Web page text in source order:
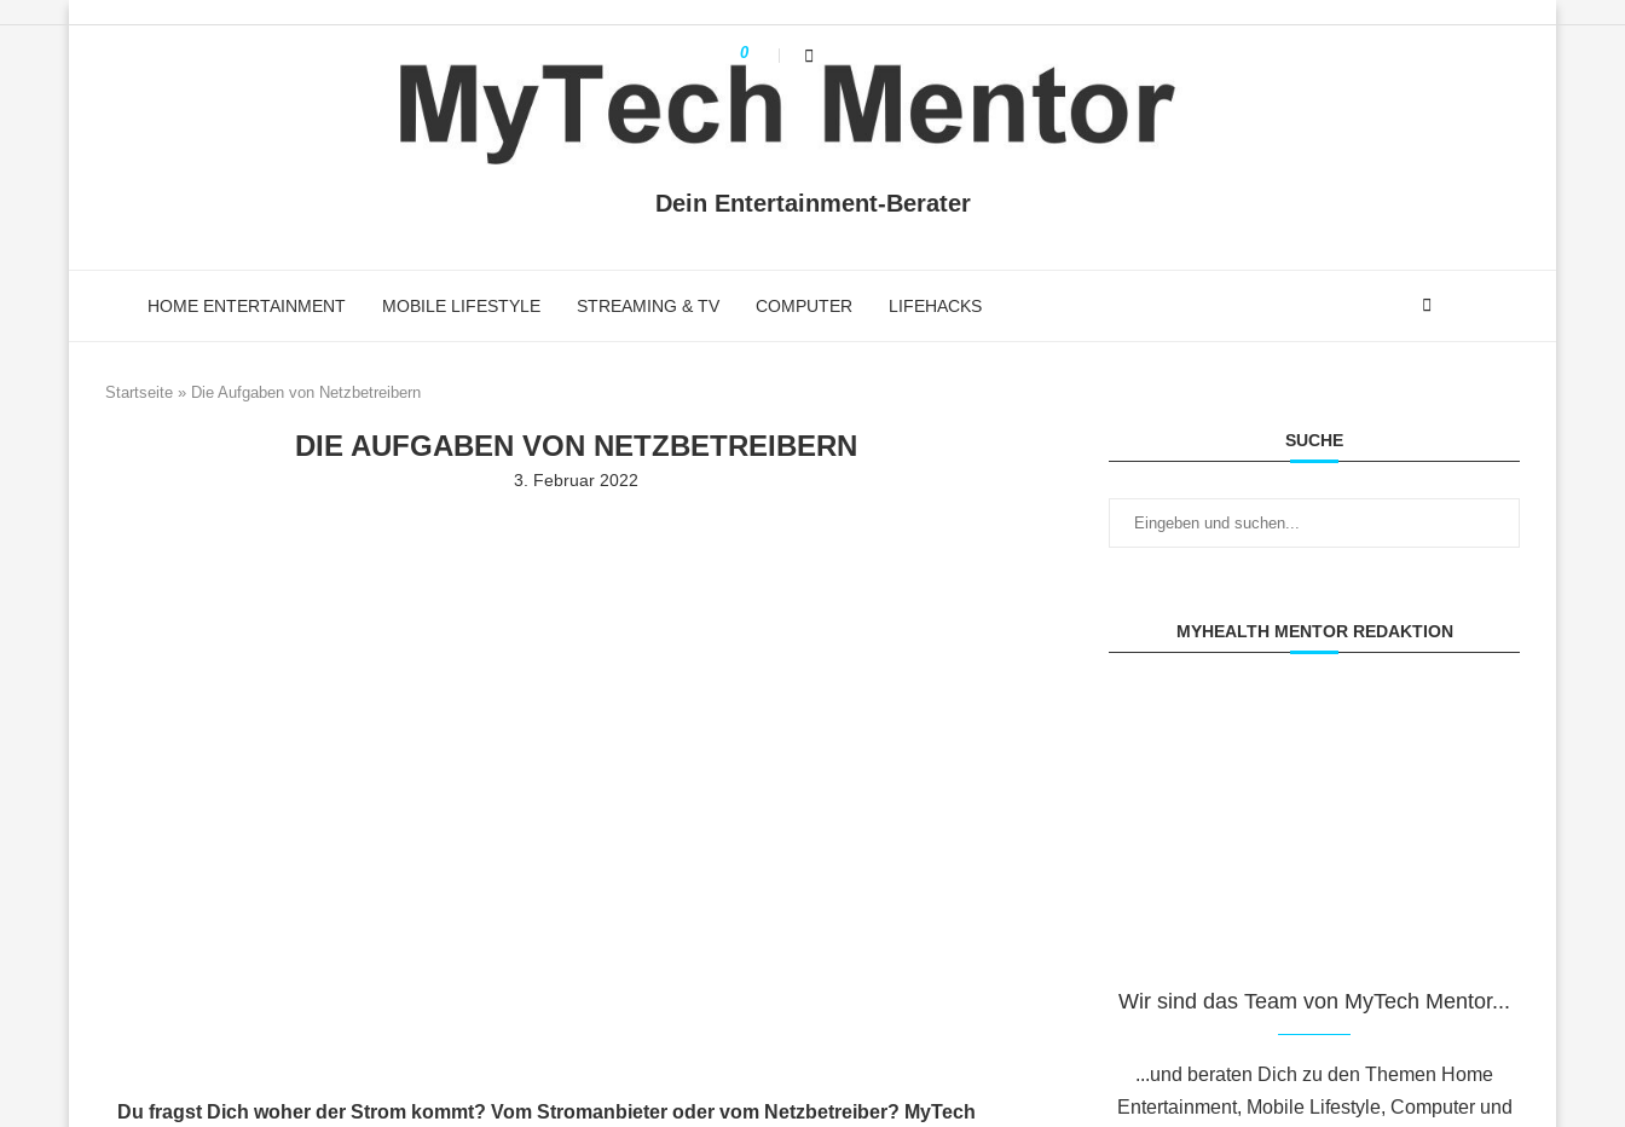
Dein Entertainment-Berater
HOME ENTERTAINMENT MOBILE LIFESTYLE STREAMING & TV COMPUTER LIFEHACKS
Startseite » Die Aufgaben von Netzbetreibern
DIE AUFGABEN VON NETZBETREIBERN
3. Februar 2022
Du fragst Dich woher der Strom kommt? Vom Stromanbieter oder vom Netzbetreiber? MyTech
0
SUCHE
MYHEALTH MENTOR REDAKTION
Wir sind das Team von MyTech Mentor...
...und beraten Dich zu den Themen Home
Entertainment, Mobile Lifestyle, Computer und